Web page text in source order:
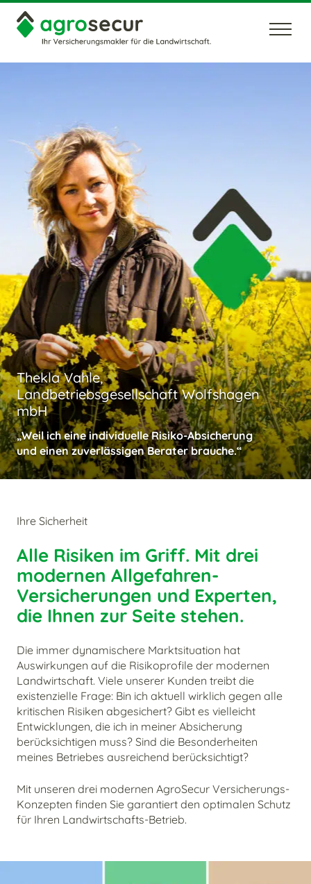
Unternehmen
Thekla Vahle,
Landbetriebsgesellschaft Wolfshagen
mbH
„Weil ich eine individuelle Risiko-Absicherung
und einen zuverlässigen Berater brauche.“
Ihre Sicherheit
Alle Risiken im Griff. Mit drei
modernen Allgefahren-
Versicherungen und Experten,
die Ihnen zur Seite stehen.
Die immer dynamischere Marktsituation hat
Auswirkungen auf die Risikoprofile der modernen
Landwirtschaft. Viele unserer Kunden treibt die
existenzielle Frage: Bin ich aktuell wirklich gegen alle
kritischen Risiken abgesichert? Gibt es vielleicht
Entwicklungen, die ich in meiner Absicherung
berücksichtigen muss? Sind die Besonderheiten
meines Betriebes ausreichend berücksichtigt?
Mit unseren drei modernen AgroSecur Versicherungs-
Konzepten finden Sie garantiert den optimalen Schutz
für Ihren Landwirtschafts-Betrieb.